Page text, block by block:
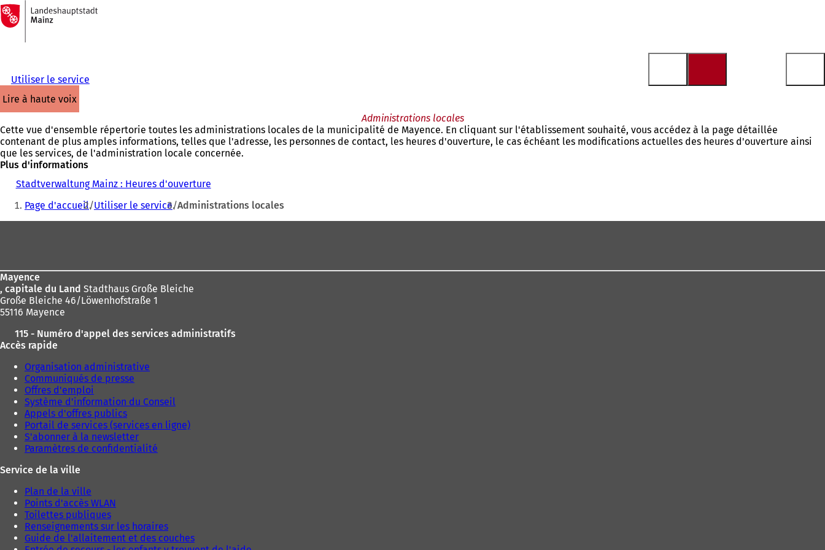
Accéder au contenu
Vers
la
page
d'accueil
Utiliser le service
lire à haute voix
Administrations locales
Cette vue d'ensemble répertorie toutes les administrations locales de la municipalité de Mayence. En cliquant sur l'établissement souhaité, vous accédez à la page détaillée
contenant de plus amples informations, telles que l'adresse, les personnes de contact, les heures d'ouverture, le cas échéant les modifications actuelles des heures d'ouverture ainsi
que les services, de l'administration locale concernée.
Plus d'informations
Stadtverwaltung Mainz : Heures d'ouverture
Vous
êtes
Page d'accueil Utiliser le service Administrations locales
Mayence
, capitale du Land Stadthaus Große Bleiche
Große Bleiche 46/Löwenhofstraße 1
55116 Mayence
115 - Numéro d'appel des services administratifs
Accès rapide
Organisation administrative
Communiqués de presse
Offres d'emploi
Système d'information du Conseil
Appels d'offres publics
Portail de services (services en ligne)
S'abonner à la newsletter
Paramètres de confidentialité
Service de la ville
Plan de la ville
Points d'accès WLAN
Toilettes publiques
Renseignements sur les horaires
Guide de l'allaitement et des couches